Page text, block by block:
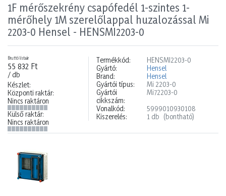
1F mérőszekrény csapófedél 1-szintes 1-
mérőhely 1M szerelőlappal huzalozással Mi
2203-0 Hensel - HENSMI2203-0
Bruttó listaár
55 832 Ft
/ db
Készlet:
Központi raktár:
Nincs raktáron
Külső raktár:
Nincs raktáron
Termékkód:
HENSMI2203-0
Gyártó:
Hensel
Brand:
Hensel
Gyártói típus:
Mi 2203-0
Gyártói
cikkszám:
Mi72203-0
Vonalkód:
5999010930108
Kiszerelés:
1 db (bontható)